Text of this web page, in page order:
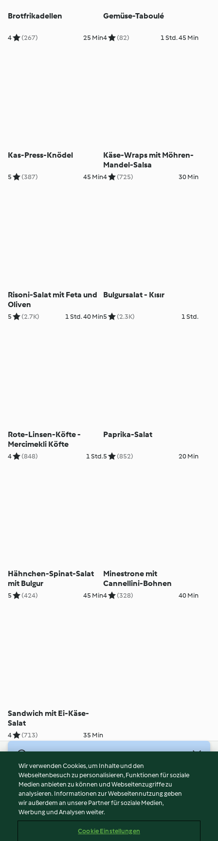
Brotfrikadellen
4 (267) 25 Min
Gemüse-Taboulé
4 (82) 1 Std. 45 Min
Kas-Press-Knödel
5 (387) 45 Min
Käse-Wraps mit Möhren-
Mandel-Salsa
4 (725) 30 Min
Risoni-Salat mit Feta und
Oliven
5 (2.7K) 1 Std. 40 Min
Bulgursalat - Kısır
5 (2.3K) 1 Std.
Rote-Linsen-Köfte -
Mercimekli Köfte
4 (848) 1 Std.
Paprika-Salat
5 (852) 20 Min
Hähnchen-Spinat-Salat
mit Bulgur
5 (424) 45 Min
Minestrone mit
Cannellini-Bohnen
4 (328) 40 Min
Sandwich mit Ei-Käse-
Salat
4 (713) 35 Min
Nutzungsbedingungen
Datenschutzrichtlinien
Disclaimer
Impressum
Wir verwenden Cookies, um Inhalte und den
Webseitenbesuch zu personalisieren, Funktionen für soziale
Medien anbieten zu können und Webseitenzugriffe zu
analysieren. Informationen zur Webseitennutzung geben
wir außerdem an unsere Partner für soziale Medien,
Werbung und Analysen weiter.
Cookie Einstellungen